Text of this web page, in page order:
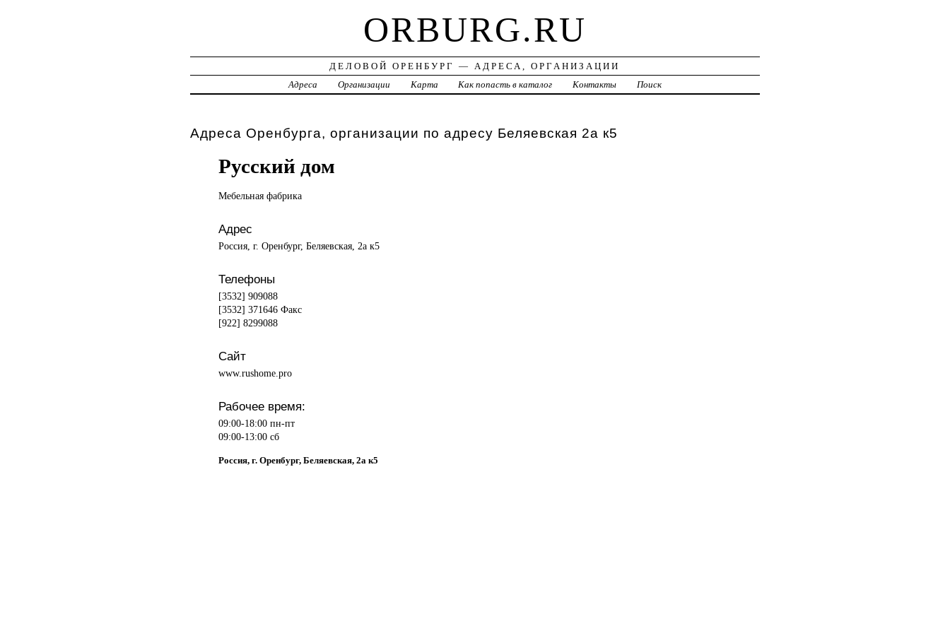
ORBURG.RU
ДЕЛОВОЙ ОРЕНБУРГ — АДРЕСА, ОРГАНИЗАЦИИ
Адреса
Организации Карта Как попасть в каталог Контакты Поиск
Адреса Оренбурга, организации по адресу Беляевская 2а к5
Русский дом
Мебельная фабрика
Адрес
Россия, г. Оренбург, Беляевская, 2а к5
Телефоны
[3532] 909088
[3532] 371646 Факс
[922] 8299088
Сайт
www.rushome.pro
Рабочее время:
09:00-18:00 пн-пт
09:00-13:00 сб
Россия, г. Оренбург, Беляевская, 2а к5